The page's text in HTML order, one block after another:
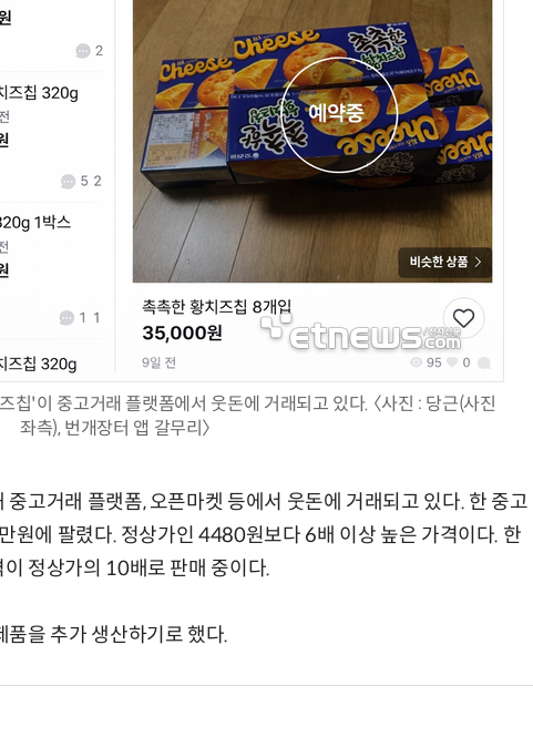
칩'이 중고거래 플랫폼에서 웃돈에 거래되고 있다. 〈사진 : 당근(사진
좌측), 번개장터 앱 갈무리〉
고거래 플랫폼, 오픈마켓 등에서 웃돈에 거래되고 있다. 한 중고
원에 팔렸다. 정상가인 4480원보다 6배 이상 높은 가격이다. 한
정상가의 10배로 판매 중이다.
을 추가 생산하기로 했다.
거미줄 쏘고 자동 회수까지…현실판 스파이더맨 웹 슈터